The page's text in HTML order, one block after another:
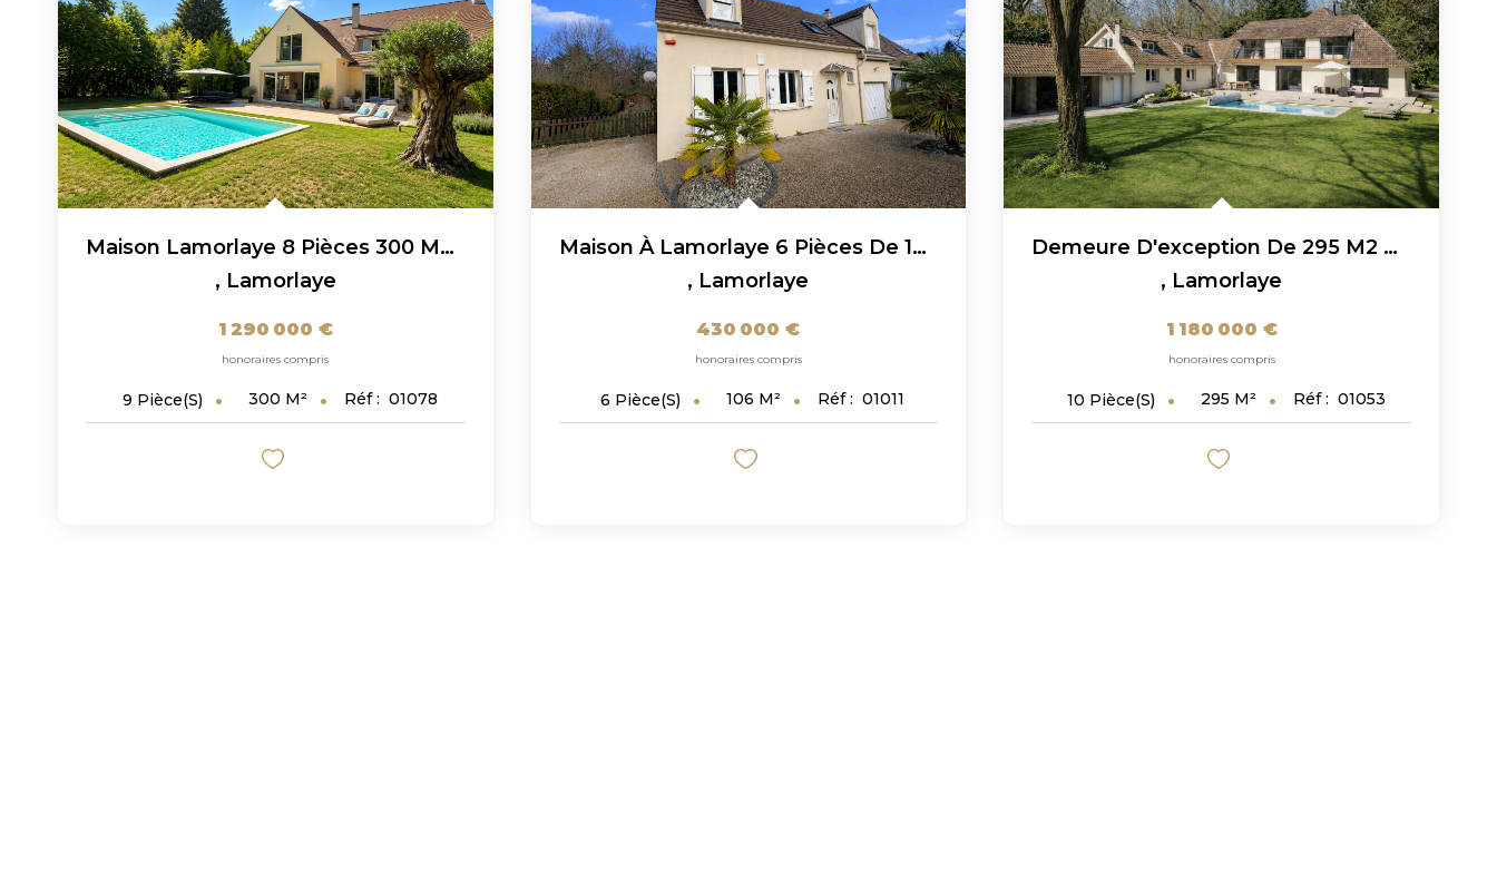
Maison Lamorlaye 8 Pièces 300 M2 Avec Piscine
, Lamorlaye
1 290 000 €
honoraires compris
9 Pièce(s) 300 M² Réf : 01078
Maison À Lamorlaye 6 Pièces De 106 M2 !
, Lamorlaye
430 000 €
honoraires compris
6 Pièce(s) 106 M² Réf : 01011
Demeure D'exception De 295 M2 À Lamorlaye Dans Le Domaine...
, Lamorlaye
1 180 000 €
honoraires compris
10 Pièce(s) 295 M² Réf : 01053